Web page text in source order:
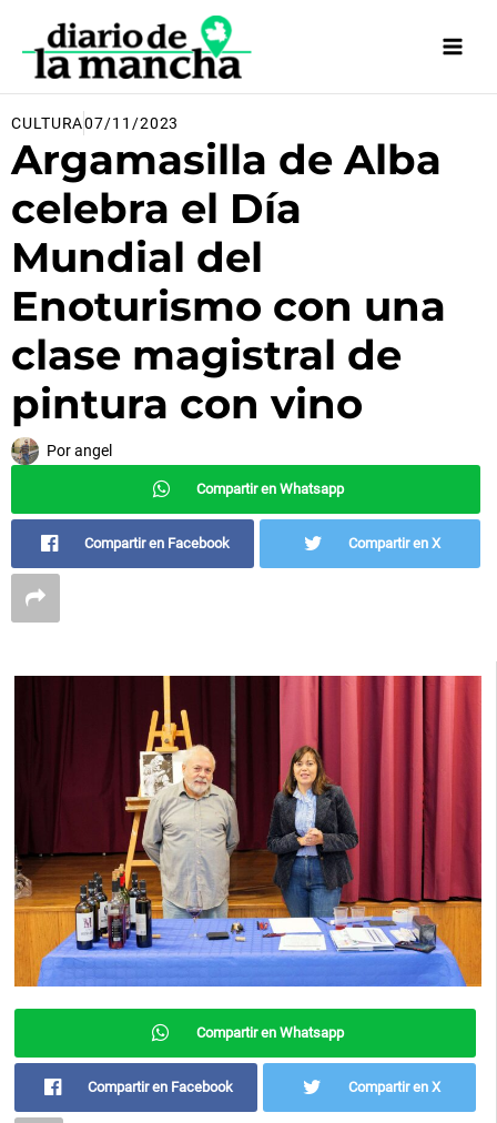
contenido
CULTURA07/11/2023
Argamasilla de Alba
celebra el Día
Mundial del
Enoturismo con una
clase magistral de
pintura con vino
Porangel
Compartir en Whatsapp
Compartir en Facebook Compartir en X
Compartir en Whatsapp
Compartir en Facebook Compartir en X